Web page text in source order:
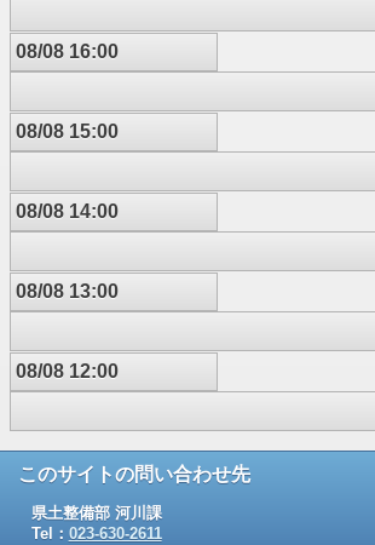
08/08 16:00
08/08 15:00
08/08 14:00
08/08 13:00
08/08 12:00
このサイトの問い合わせ先
県土整備部 河川課
Tel： 023-630-2611